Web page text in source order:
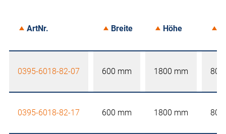
ArtNr. Breite Höhe
0395-6018-82-07 600 mm 1800 mm 800
0395-6018-82-17 600 mm 1800 mm 800